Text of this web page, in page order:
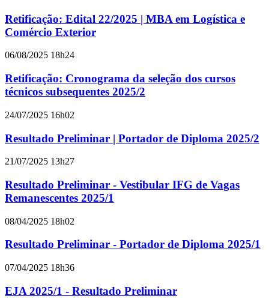
Retificação: Edital 22/2025 | MBA em Logística e
Comércio Exterior
06/08/2025 18h24
Retificação: Cronograma da seleção dos cursos
técnicos subsequentes 2025/2
24/07/2025 16h02
Resultado Preliminar | Portador de Diploma 2025/2
21/07/2025 13h27
Resultado Preliminar - Vestibular IFG de Vagas
Remanescentes 2025/1
08/04/2025 18h02
Resultado Preliminar - Portador de Diploma 2025/1
07/04/2025 18h36
EJA 2025/1 - Resultado Preliminar